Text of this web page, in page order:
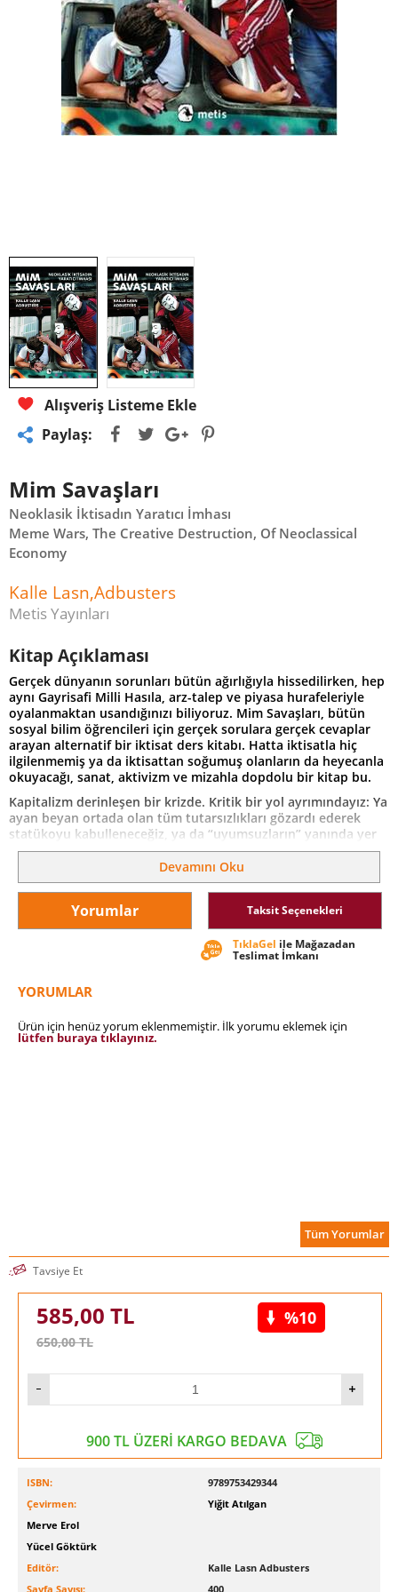
Alışveriş Listeme Ekle
Paylaş:
Mim Savaşları
Neoklasik İktisadın Yaratıcı İmhası
Meme Wars, The Creative Destruction, Of Neoclassical
Economy
Kalle Lasn,Adbusters
Metis Yayınları
Kitap Açıklaması
Gerçek dünyanın sorunları bütün ağırlığıyla hissedilirken, hep
aynı Gayrisafi Milli Hasıla, arz-talep ve piyasa hurafeleriyle
oyalanmaktan usandığınızı biliyoruz. Mim Savaşları, bütün
sosyal bilim öğrencileri için gerçek sorulara gerçek cevaplar
arayan alternatif bir iktisat ders kitabı. Hatta iktisatla hiç
ilgilenmemiş ya da iktisattan soğumuş olanların da heyecanla
okuyacağı, sanat, aktivizm ve mizahla dopdolu bir kitap bu.
Kapitalizm derinleşen bir krizde. Kritik bir yol ayrımındayız: Ya
ayan beyan ortada olan tüm tutarsızlıkları gözardı ederek
statükoyu kabulleneceğiz, ya da “uyumsuzların” yanında yer
alarak iktisattaki paradigma değişimini savunacak ve böylece
insanlığın ve gezegenin yokoluşa sürüklenmesini
engeleyeceğiz.
Bu kitabın hayal gücünüzü tetiklemesini, seçimlerinizi
Devamını Oku
Yorumlar Taksit Seçenekleri
TıklaGel ile Mağazadan
Teslimat İmkanı
YORUMLAR
Ürün için henüz yorum eklenmemiştir. İlk yorumu eklemek için
lütfen buraya tıklayınız.
Tüm Yorumlar
Tavsiye Et
585,00 TL
650,00TL
%10
900 TL ÜZERİ KARGO BEDAVA
ISBN:
9789753429344
Çevirmen:
Yiğit Atılgan
Merve Erol
Yücel Göktürk
Editör:
Kalle Lasn Adbusters
Sayfa Sayısı:
400